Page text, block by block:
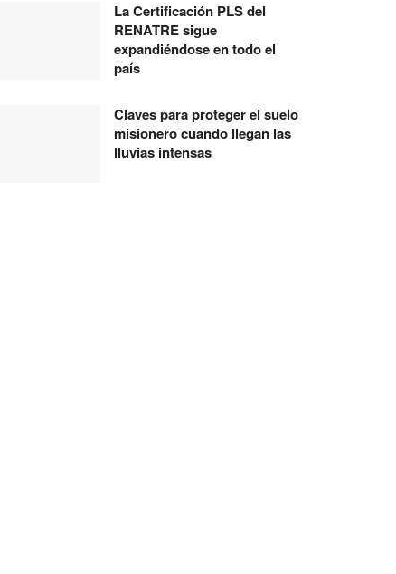
La Certificación PLS del
RENATRE sigue
expandiéndose en todo el
país
Claves para proteger el suelo
misionero cuando llegan las
lluvias intensas